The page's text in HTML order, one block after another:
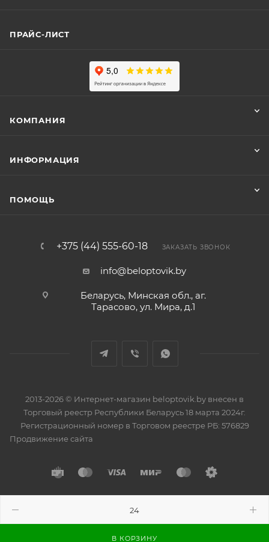
В КОРЗИНУ
ПРАЙС-ЛИСТ
КОМПАНИЯ
ИНФОРМАЦИЯ
ПОМОЩЬ
+375 (44) 555-60-18 ЗАКАЗАТЬ ЗВОНОК
info@beloptovik.by
Беларусь, Минская обл., аг.
Тарасово, ул. Мира, д.1
2013-2026 © Интернет-магазин beloptovik.by внесен в
Торговый реестр Республики Беларусь 18 марта 2024г.
Регистрационный номер в Торговом реестре РБ: 576829
Продвижение сайта
Разработано в